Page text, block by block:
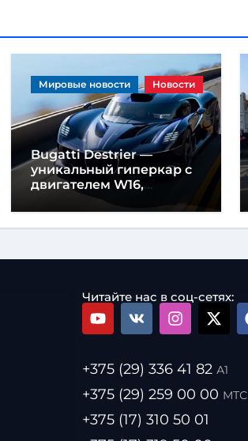
Мировые новости Новости
Bugatti Destrier —
уникальный гиперкар с
двигателем W16,
мощностью 1600
лошадиных сил и
высотой всего один метр
Читайте нас в соц-сетях:
+375 (29) 336 41 82 А1
+375 (29) 259 00 00 МТС
+375 (17) 310 50 01